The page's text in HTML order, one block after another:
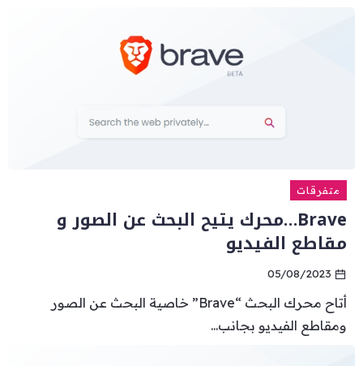
متفرقات
Brave…محرك يتيح البحث عن الصور و
مقاطع الفيديو
05/08/2023
أتاح محرك البحث “Brave” خاصية البحث عن الصور
ومقاطع الفيديو بجانب...